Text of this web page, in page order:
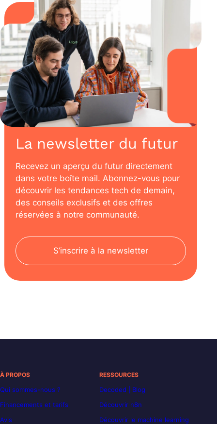
La newsletter du futur
Recevez un aperçu du futur directement
dans votre boîte mail. Abonnez-vous pour
découvrir les tendances tech de demain,
des conseils exclusifs et des offres
réservées à notre communauté.
S’inscrire à la newsletter
À PROPOS
Qui sommes-nous ?
Financements et tarifs
Avis
RESSOURCES
Decoded | Blog
Découvrir n8n
Découvrir le machine learning